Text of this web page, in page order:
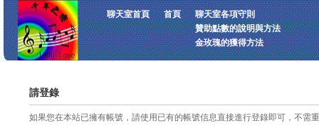
聊天室首頁 首頁
聊天室各項守則
贊助點數的說明與方法
金玫瑰的獲得方法
請登錄
如果您在本站已擁有帳號，請使用已有的帳號信息直接進行登錄即可，不需